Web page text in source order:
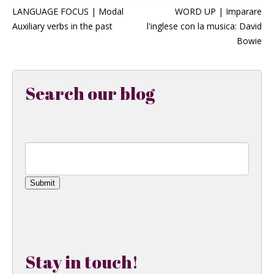
LANGUAGE FOCUS | Modal
Auxiliary verbs in the past
WORD UP | Imparare
l'inglese con la musica: David
Bowie
Search our blog
Submit
Stay in touch!